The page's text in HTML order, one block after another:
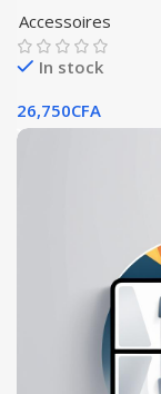
Accessoires
In stock
26,750CFA